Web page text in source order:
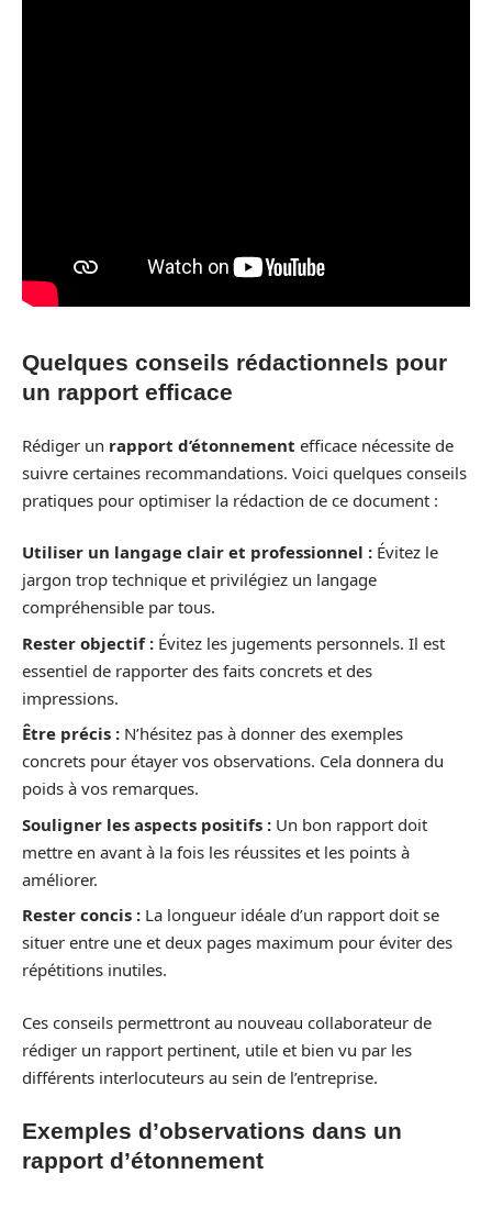
Quelques conseils rédactionnels pour
un rapport efficace
Rédiger un rapport d’étonnement efficace nécessite de
suivre certaines recommandations. Voici quelques conseils
pratiques pour optimiser la rédaction de ce document :
Utiliser un langage clair et professionnel : Évitez le
jargon trop technique et privilégiez un langage
compréhensible par tous.
Rester objectif : Évitez les jugements personnels. Il est
essentiel de rapporter des faits concrets et des
impressions.
Être précis : N’hésitez pas à donner des exemples
concrets pour étayer vos observations. Cela donnera du
poids à vos remarques.
Souligner les aspects positifs : Un bon rapport doit
mettre en avant à la fois les réussites et les points à
améliorer.
Rester concis : La longueur idéale d’un rapport doit se
situer entre une et deux pages maximum pour éviter des
répétitions inutiles.
Ces conseils permettront au nouveau collaborateur de
rédiger un rapport pertinent, utile et bien vu par les
différents interlocuteurs au sein de l’entreprise.
Exemples d’observations dans un
rapport d’étonnement